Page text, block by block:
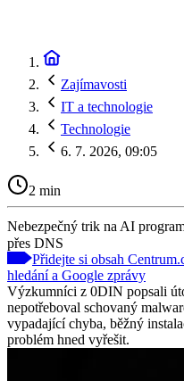
Zajímavosti
IT a technologie
Technologie
6. 7. 2026, 09:05
2 min
Nebezpečný trik na AI
přes DNS
Přidejte si obsah
hledání a Google zprávy
Výzkumníci z 0DIN popsali
nepotřeboval schovaný
vypadající chyba, běžný
problém hned vyřešit.